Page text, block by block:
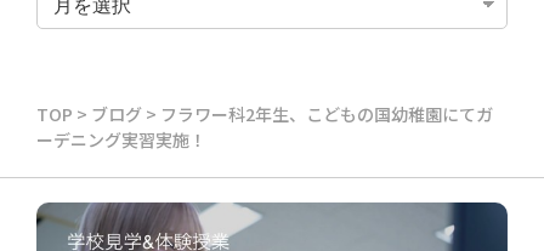
TOP > ブログ > フラワー科2年生、こどもの国幼稚園にてガ
ーデニング実習実施！